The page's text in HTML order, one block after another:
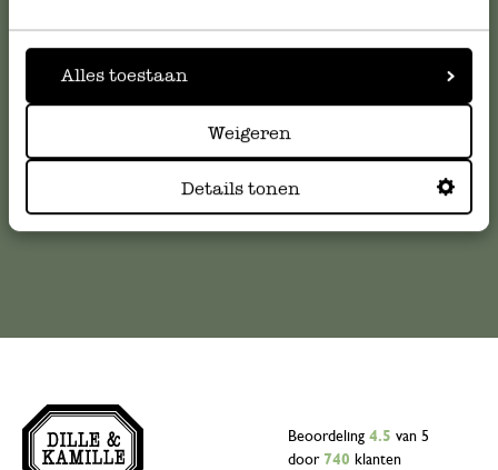
Alles toestaan
Weigeren
Details tonen
Voor vragen, tips of hulp kun je contact opnemen met onze
meestgestelde vragen
klantenservice@dille-kamille.com
Online Klantenservice
Beoordeling 4.5 van 5
door 740 klanten